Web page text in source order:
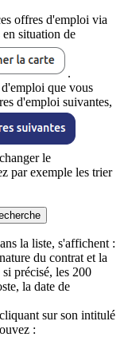
offres d'emploi via
situation de
.
que vous
d'emploi suivantes,
le
par exemple les trier
la liste, s'affichent :
du contrat et la
précisé, les 200
la date de
sur son intitulé
: